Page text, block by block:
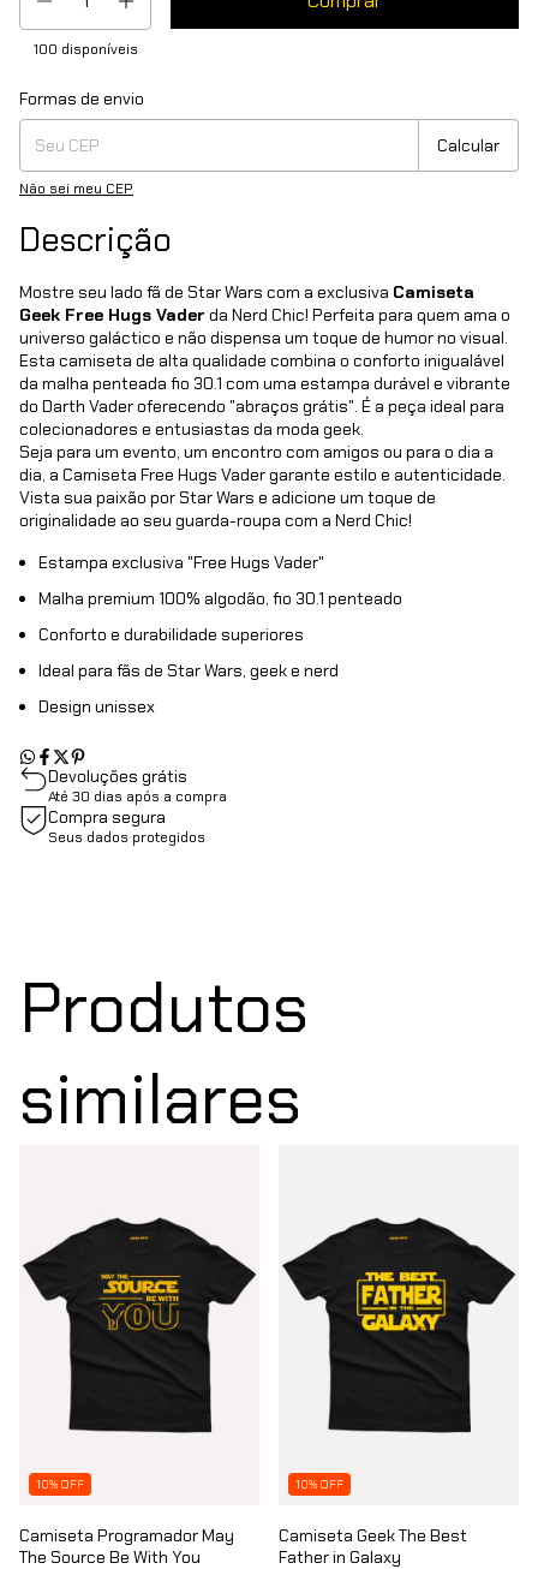
100 disponíveis
Entregas para o CEP:
Formas de envio
Calcular
Não sei meu CEP
Descrição
Mostre seu lado fã de Star Wars com a exclusiva Camiseta
Geek Free Hugs Vader da Nerd Chic! Perfeita para quem ama o
universo galáctico e não dispensa um toque de humor no visual.
Esta camiseta de alta qualidade combina o conforto inigualável
da malha penteada fio 30.1 com uma estampa durável e vibrante
do Darth Vader oferecendo "abraços grátis". É a peça ideal para
colecionadores e entusiastas da moda geek.
Seja para um evento, um encontro com amigos ou para o dia a
dia, a Camiseta Free Hugs Vader garante estilo e autenticidade.
Vista sua paixão por Star Wars e adicione um toque de
originalidade ao seu guarda-roupa com a Nerd Chic!
Estampa exclusiva "Free Hugs Vader"
Malha premium 100% algodão, fio 30.1 penteado
Conforto e durabilidade superiores
Ideal para fãs de Star Wars, geek e nerd
Design unissex
Devoluções grátis
Até 30 dias após a compra
Compra segura
Seus dados protegidos
Produtos
similares
10% OFF
Camiseta Programador May
The Source Be With You
10% OFF
Camiseta Geek The Best
Father in Galaxy